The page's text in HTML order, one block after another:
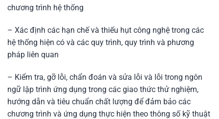
chương trình hệ thống
– Xác định các hạn chế và thiếu hụt công nghệ trong các
hệ thống hiện có và các quy trình, quy trình và phương
pháp liên quan
– Kiểm tra, gỡ lỗi, chẩn đoán và sửa lỗi và lỗi trong ngôn
ngữ lập trình ứng dụng trong các giao thức thử nghiệm,
hướng dẫn và tiêu chuẩn chất lượng để đảm bảo các
chương trình và ứng dụng thực hiện theo thông số kỹ thuật